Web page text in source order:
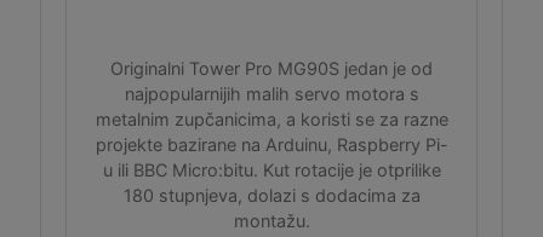
Originalni Tower Pro MG90S jedan je od
najpopularnijih malih servo motora s
metalnim zupčanicima, a koristi se za razne
projekte bazirane na Arduinu, Raspberry Pi-
u ili BBC Micro:bitu. Kut rotacije je otprilike
180 stupnjeva, dolazi s dodacima za
montažu.